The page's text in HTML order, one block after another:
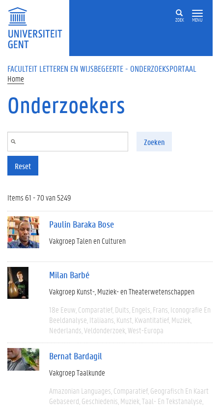
Overslaan en naar de inhoud gaan
ZOEK MENU
FACULTEIT LETTEREN EN WIJSBEGEERTE - ONDERZOEKSPORTAAL
Home
Onderzoekers
Zoeken
Reset
Items 61 - 70 van 5249
Paulin Baraka Bose
Vakgroep Talen en Culturen
Milan Barbé
Vakgroep Kunst-, Muziek- en Theaterwetenschappen
18e Eeuw Comparatief Duits Engels Frans Iconografie En
Beeldanalyse Italiaans Kunst Kwantitatief Muziek
Nederlands Veldonderzoek West-Europa
Bernat Bardagil
Vakgroep Taalkunde
Amazonian Languages Comparatief Geografisch En Kaart
Gebaseerd Geschiedenis Muziek Taal- En Tekstanalyse